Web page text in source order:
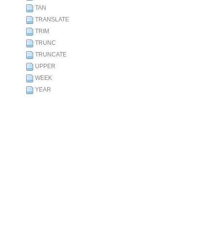
TAN
TRANSLATE
TRIM
TRUNC
TRUNCATE
UPPER
WEEK
YEAR